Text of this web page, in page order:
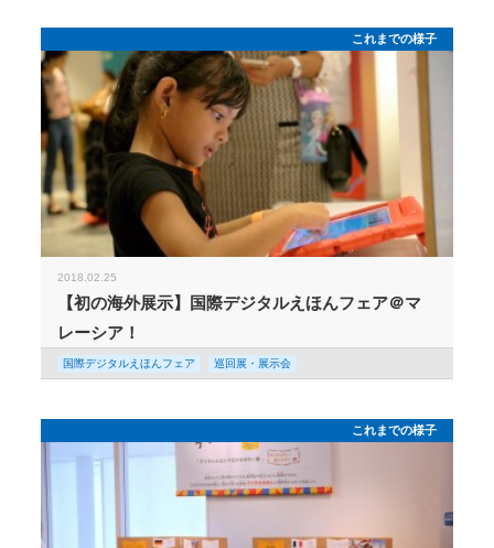
これまでの様子
2018.02.25
【初の海外展示】国際デジタルえほんフェア＠マ
レーシア！
国際デジタルえほんフェア 巡回展・展示会
これまでの様子